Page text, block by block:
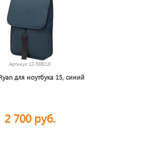
Артикул 12-936218
для ноутбука 15, синий
2 700 руб.